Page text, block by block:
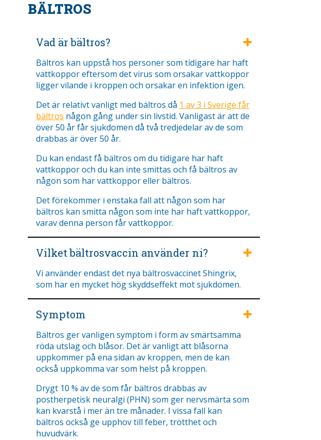
BÄLTROS
Vad är bältros?
Bältros kan uppstå hos personer som tidigare har haft
vattkoppor eftersom det virus som orsakar vattkoppor
ligger vilande i kroppen och orsakar en infektion igen.
Det är relativt vanligt med bältros då 1 av 3 i Sverige får
bältros någon gång under sin livstid. Vanligast är att de
över 50 år får sjukdomen då två tredjedelar av de som
drabbas är över 50 år.
Du kan endast få bältros om du tidigare har haft
vattkoppor och du kan inte smittas och få bältros av
någon som har vattkoppor eller bältros.
Det förekommer i enstaka fall att någon som har
bältros kan smitta någon som inte har haft vattkoppor,
varav denna person får vattkoppor.
Vilket bältrosvaccin använder ni?
Vi använder endast det nya bältrosvaccinet Shingrix,
som har en mycket hög skyddseffekt mot sjukdomen.
Symptom
Bältros ger vanligen symptom i form av smärtsamma
röda utslag och blåsor. Det är vanligt att blåsorna
uppkommer på ena sidan av kroppen, men de kan
också uppkomma var som helst på kroppen.
Drygt 10 % av de som får bältros drabbas av
postherpetisk neuralgi (PHN) som ger nervsmärta som
kan kvarstå i mer än tre månader. I vissa fall kan
bältros också ge upphov till feber, trötthet och
huvudvärk.